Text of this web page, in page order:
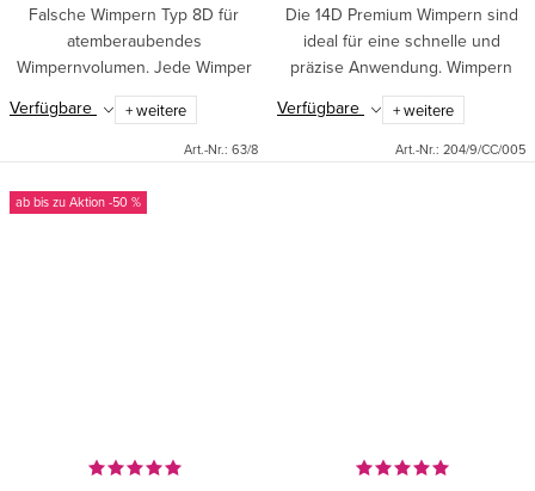
Falsche Wimpern Typ 8D für
atemberaubendes
Wimpernvolumen. Jede Wimper
hat eine perfekte Form. Dünne
Fugen sind ein Zeichen für die
Qualität des Produkts. Dies sind...
Verfügbare + weitere
Art.-Nr.: 63/8
Die 14D Premium Wimpern sind
ideal für eine schnelle und
präzise Anwendung. Wimpern
dieser Art von LuxuryLashes sind
alles, was Sie brauchen, um
einen noch nie dagewesenen...
Verfügbare + weitere
Art.-Nr.: 204/9/CC/005
ab bis zu -50 %